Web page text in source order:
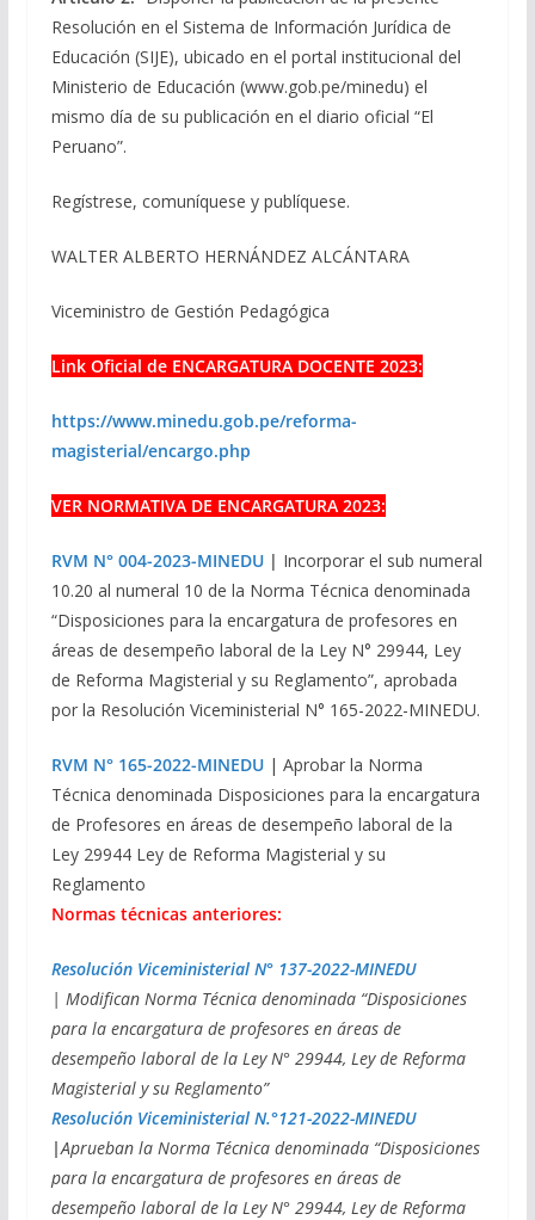
Resolución en el Sistema de Información Jurídica de
Educación (SIJE), ubicado en el portal institucional del
Ministerio de Educación (www.gob.pe/minedu) el
mismo día de su publicación en el diario oficial “El
Peruano”.
Regístrese, comuníquese y publíquese.
WALTER ALBERTO HERNÁNDEZ ALCÁNTARA
Viceministro de Gestión Pedagógica
Link Oficial de ENCARGATURA DOCENTE 2023:
https://www.minedu.gob.pe/reforma-
magisterial/encargo.php
VER NORMATIVA DE ENCARGATURA 2023:
RVM N° 004-2023-MINEDU| Incorporar el sub numeral
10.20 al numeral 10 de la Norma Técnica denominada
“Disposiciones para la encargatura de profesores en
áreas de desempeño laboral de la Ley N° 29944, Ley
de Reforma Magisterial y su Reglamento”, aprobada
por la Resolución Viceministerial N° 165-2022-MINEDU.
RVM N° 165-2022-MINEDU | Aprobar la Norma
Técnica denominada Disposiciones para la encargatura
de Profesores en áreas de desempeño laboral de la
Ley 29944 Ley de Reforma Magisterial y su
Reglamento
Normas técnicas anteriores:
Resolución Viceministerial N° 137-2022-MINEDU
| Modifican Norma Técnica denominada “Disposiciones
para la encargatura de profesores en áreas de
desempeño laboral de la Ley N° 29944, Ley de Reforma
Magisterial y su Reglamento”
Resolución Viceministerial N.°121-2022-MINEDU
|Aprueban la Norma Técnica denominada “Disposiciones
para la encargatura de profesores en áreas de
desempeño laboral de la Ley N° 29944, Ley de Reforma